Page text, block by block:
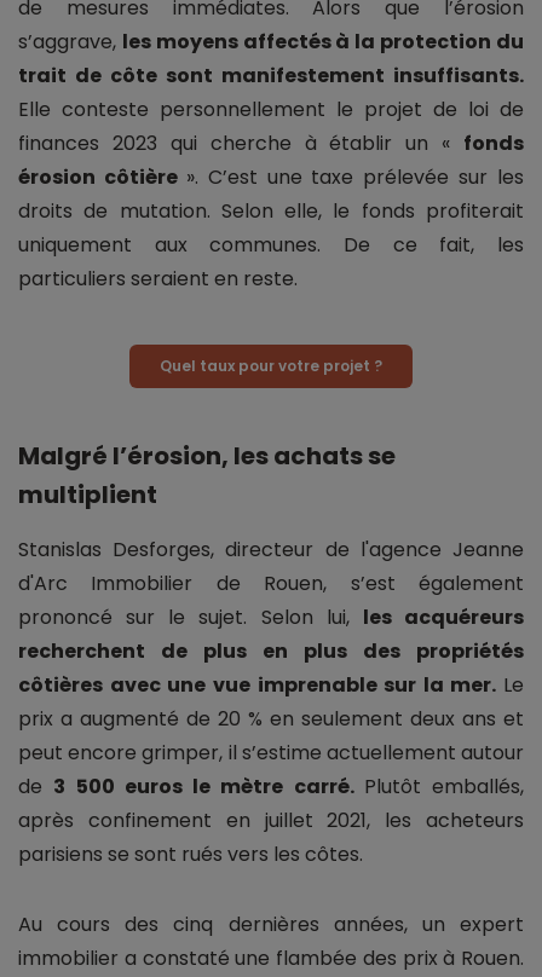
de mesures immédiates. Alors que l’érosion
s’aggrave, les moyens affectés à la protection du
trait de côte sont manifestement insuffisants.
Elle conteste personnellement le projet de loi de
finances 2023 qui cherche à établir un « fonds
érosion côtière ». C’est une taxe prélevée sur les
droits de mutation. Selon elle, le fonds profiterait
uniquement aux communes. De ce fait, les
particuliers seraient en reste.
Quel taux pour votre projet ?
Malgré l’érosion, les achats se
multiplient
Stanislas Desforges, directeur de l'agence Jeanne
d'Arc Immobilier de Rouen, s’est également
prononcé sur le sujet. Selon lui, les acquéreurs
recherchent de plus en plus des propriétés
côtières avec une vue imprenable sur la mer. Le
prix a augmenté de 20 % en seulement deux ans et
peut encore grimper, il s’estime actuellement autour
de 3 500 euros le mètre carré. Plutôt emballés,
après confinement en juillet 2021, les acheteurs
parisiens se sont rués vers les côtes.
Au cours des cinq dernières années, un expert
immobilier a constaté une flambée des prix à Rouen.